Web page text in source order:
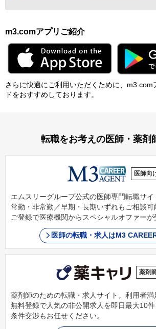
m3.comアプリご紹介
さらに快適にご利⽤いただくために、m3.com
ドをおすすめしております。
転職をお考えの医師・薬剤
医師向
エムスリーグループ公式の医師専門転職サイ
常勤・非常勤／早期・長期いずれもご相談可
ご登録で医療機関からスペシャルオファーが
医師の転職・求人はM3
薬剤
薬剤師のための転職・求人サイト。利用者満
無料登録で人気の非公開求人を即日最大10件
条件交渉もお任せください。